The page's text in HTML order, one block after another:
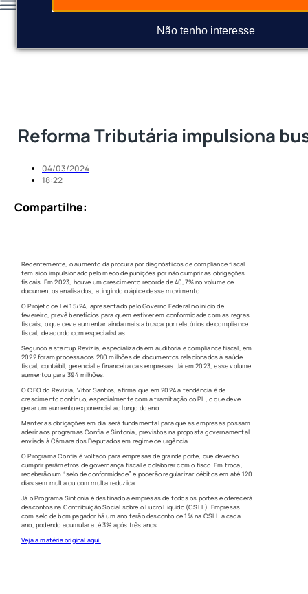
Não tenho interesse
Reforma Tributária impulsiona
04/03/2024
18:22
Compartilhe:
Recentemente, o aumento da procura por diagnósticos de compliance fiscal
tem sido impulsionado pelo medo de punições por não cumprir as obrigações
fiscais. Em 2023, houve um crescimento recorde de 40,7% no volume de
documentos analisados, atingindo o ápice desse movimento.
O Projeto de Lei 15/24, apresentado pelo Governo Federal no início de
fevereiro, prevê benefícios para quem estiver em conformidade com as regras
fiscais, o que deve aumentar ainda mais a busca por relatórios de compliance
fiscal, de acordo com especialistas.
Segundo a startup Revizia, especializada em auditoria e compliance fiscal, em
2022 foram processados 280 milhões de documentos relacionados à saúde
fiscal, contábil, gerencial e financeira das empresas. Já em 2023, esse volume
aumentou para 394 milhões.
O CEO do Revizia, Vitor Santos, afirma que em 2024 a tendência é de
crescimento contínuo, especialmente com a tramitação do PL, o que deve
gerar um aumento exponencial ao longo do ano.
Manter as obrigações em dia será fundamental para que as empresas possam
aderir aos programas Confia e Sintonia, previstos na proposta governamental
enviada à Câmara dos Deputados em regime de urgência.
O Programa Confia é voltado para empresas de grande porte, que deverão
cumprir parâmetros de governança fiscal e colaborar com o fisco. Em troca,
receberão um “selo de conformidade” e poderão regularizar débitos em até 120
dias sem multa ou com multa reduzida.
Já o Programa Sintonia é destinado a empresas de todos os portes e oferecerá
descontos na Contribuição Social sobre o Lucro Líquido (CSLL). Empresas
com selo de bom pagador há um ano terão desconto de 1% na CSLL a cada
ano, podendo acumular até 3% após três anos.
Veja a matéria original aqui.